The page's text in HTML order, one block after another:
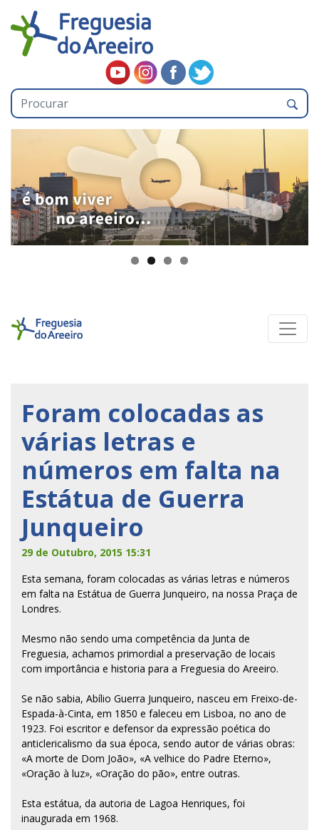
Foram colocadas as
várias letras e
números em falta na
Estátua de Guerra
Junqueiro
29 de Outubro, 2015 15:31
Esta semana, foram colocadas as várias letras e números
em falta na Estátua de Guerra Junqueiro, na nossa Praça de
Londres.
Mesmo não sendo uma competência da Junta de
Freguesia, achamos primordial a preservação de locais
com importância e historia para a Freguesia do Areeiro.
Se não sabia, Abílio Guerra Junqueiro, nasceu em Freixo-de-
Espada-à-Cinta, em 1850 e faleceu em Lisboa, no ano de
1923. Foi escritor e defensor da expressão poética do
anticlericalismo da sua época, sendo autor de várias obras:
«A morte de Dom João», «A velhice do Padre Eterno»,
«Oração à luz», «Oração do pão», entre outras.
Esta estátua, da autoria de Lagoa Henriques, foi
inaugurada em 1968.